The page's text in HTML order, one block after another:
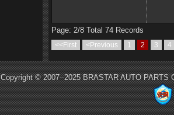
Page: 2/8 Total 74 Records
<<First <Previous 1 2 3 4
Copyright © 2007--2025 BRASTAR AUTO